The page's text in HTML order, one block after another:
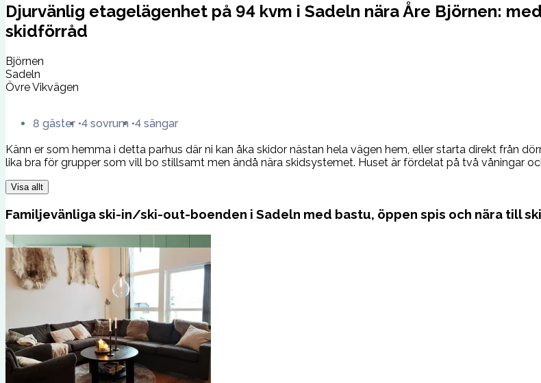
Djurvänlig etagelägenhet på 94 kvm i Sadeln nära Åre Björnen:
skidförråd
Björnen
Sadeln
Övre Vikvägen
8 gäster 4 sovrum 4 sängar
Känn er som hemma i detta parhus där ni kan åka skidor nästan hela vägen hem, eller starta direkt från
lika bra för grupper som vill bo stillsamt men ändå nära skidsystemet. Huset är fördelat på två våningar
Visa allt
Familjevänliga ski-in/ski-out-boenden i Sadeln med bastu, öppen spis och nära till